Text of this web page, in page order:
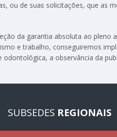
ou de suas solicitações, que as
da garantia absoluta ao pleno
e trabalho, conseguiremos
odontológica, a observância da
SUBSEDES REGIONAIS